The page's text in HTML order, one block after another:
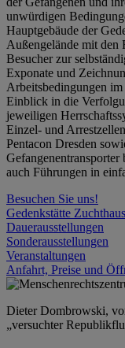
unwürdigen
Hauptgebäude der
Außengelände mit den
Besucher zur
Exponate und
Arbeitsbedingungen
Einblick in die
jeweiligen
Einzel- und
Pentacon Dresden
auch Führungen in
Besuchen Sie uns!
Gedenkstätte
Dauerausstellungen
Sonderausstellungen
Veranstaltungen
Anfahrt, Preise und
Dieter Dombrowski,
„versuchter